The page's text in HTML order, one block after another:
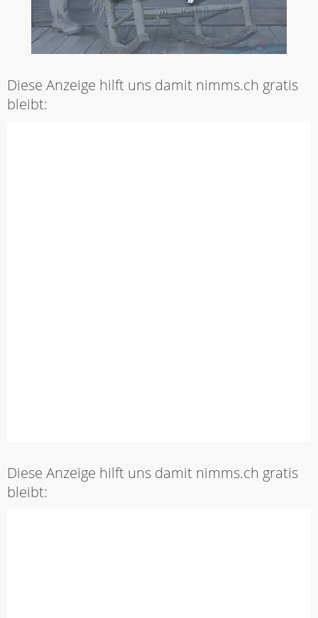
Diese Anzeige hilft uns damit nimms.ch gratis
bleibt:
Diese Anzeige hilft uns damit nimms.ch gratis
bleibt: